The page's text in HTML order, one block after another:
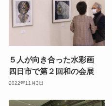
５人が向き合った水彩画
四日市で第２回和の会展
2022年11月3日